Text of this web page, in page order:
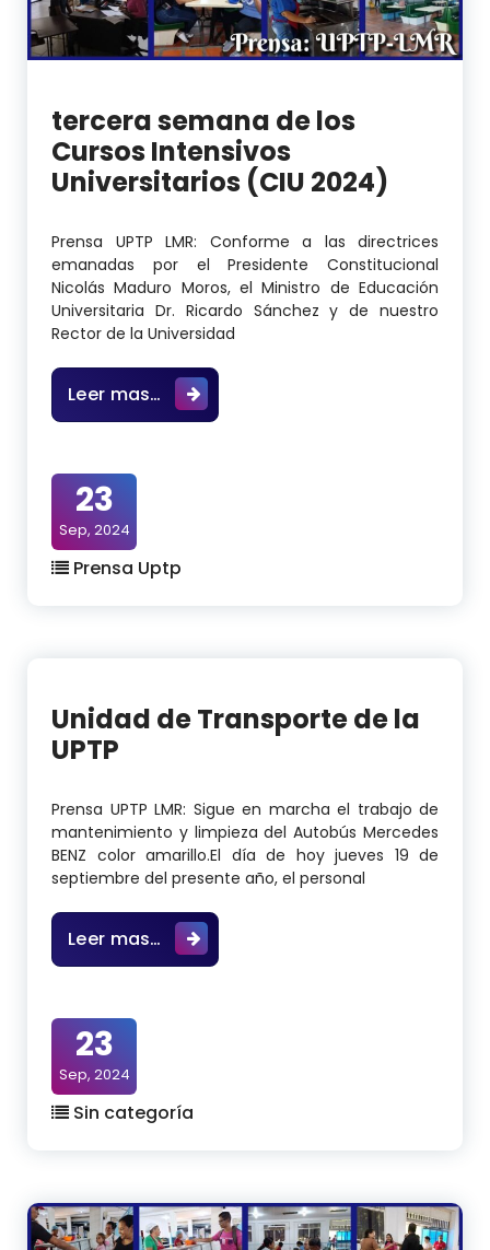
tercera semana de los
Cursos Intensivos
Universitarios (CIU 2024)
Prensa UPTP LMR: Conforme a las directrices
emanadas por el Presidente Constitucional
Nicolás Maduro Moros, el Ministro de Educación
Universitaria Dr. Ricardo Sánchez y de nuestro
Rector de la Universidad
Leer mas… tercera semana de los Cursos
23
Sep, 2024
Prensa Uptp
Unidad de Transporte de la
UPTP
Prensa UPTP LMR: Sigue en marcha el trabajo de
mantenimiento y limpieza del Autobús Mercedes
BENZ color amarillo.El día de hoy jueves 19 de
septiembre del presente año, el personal
Leer mas… Unidad de Transporte de la UPTP
23
Sep, 2024
Sin categoría